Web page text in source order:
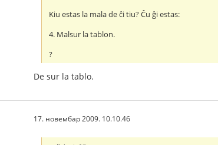
Kiu estas la mala de ĉi tiu? Ĉu ĝi estas:
4. Malsur la tablon.
?
De sur la tablo.
17. новембар 2009. 10.10.46